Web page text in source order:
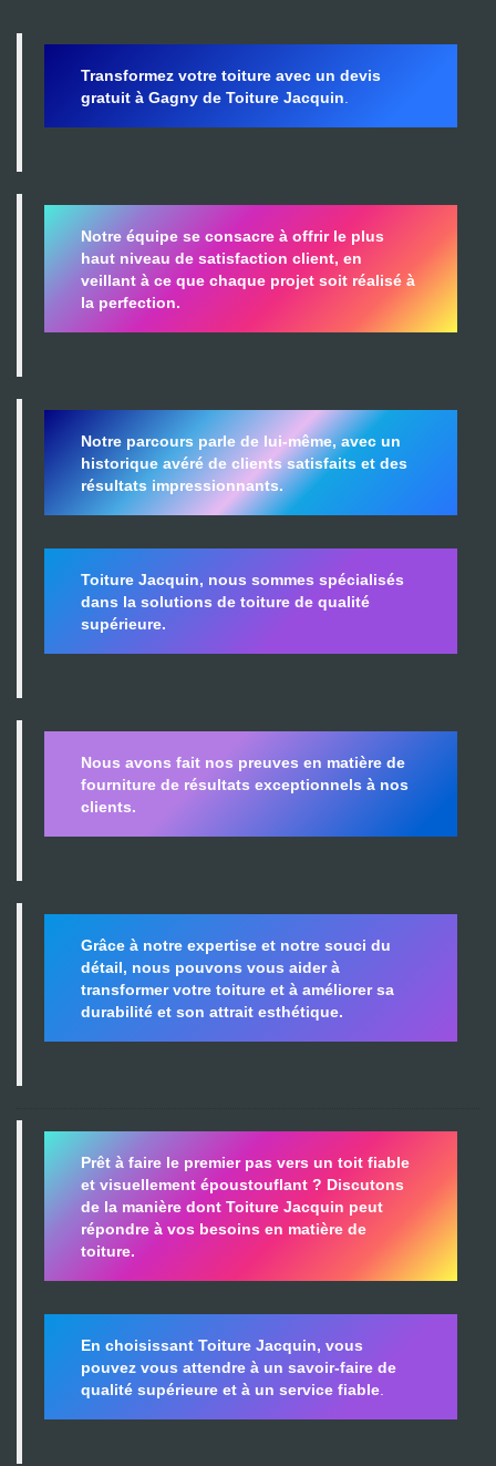
Transformez votre toiture avec un devis
gratuit à Gagny de Toiture Jacquin
Notre équipe se consacre à offrir le plus
haut niveau de satisfaction client, en
veillant à ce que chaque projet soit réalisé à
la perfection.
Notre parcours parle de lui-même, avec un
historique avéré de clients satisfaits et des
résultats impressionnants.
Toiture Jacquin, nous sommes spécialisés
dans la solutions de toiture de qualité
supérieure.
Nous avons fait nos preuves en matière de
fourniture de résultats exceptionnels à nos
clients.
Grâce à notre expertise et notre souci du
détail, nous pouvons vous aider à
transformer votre toiture et à améliorer sa
durabilité et son attrait esthétique.
Prêt à faire le premier pas vers un toit fiable
et visuellement époustouflant ? Discutons
de la manière dont Toiture Jacquin peut
répondre à vos besoins en matière de
toiture.
En choisissant Toiture Jacquin, vous
pouvez vous attendre à un savoir-faire de
qualité supérieure et à un service fiable